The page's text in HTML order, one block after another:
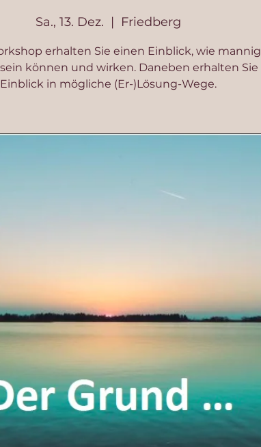
Sa., 13. Dez.
  |
Friedberg
erhalten Sie einen Einblick, wie
können und wirken. Daneben erhalten Sie
Einblick in mögliche (Er-)Lösung-Wege.